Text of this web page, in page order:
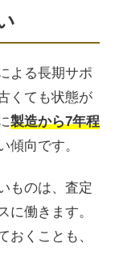
よる長期サポ
くても状態が
製造から7年程
傾向です。
ものは、査定
に働きます。
おくことも、